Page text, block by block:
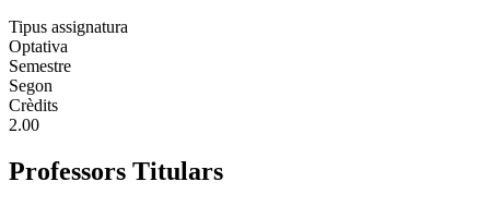
Tipus assignatura
Optativa
Semestre
Segon
Crèdits
2.00
Professors Titulars